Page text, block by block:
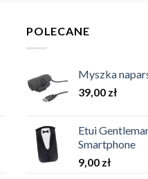
POLECANE
Myszka
39,00 zł
Etui
Smartphone
9,00 zł